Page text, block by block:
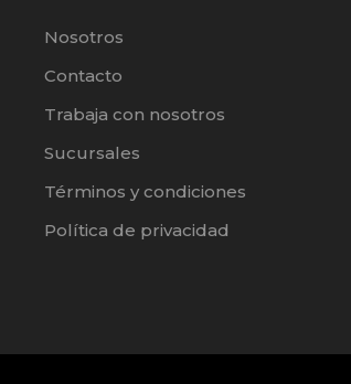
Nosotros
Contacto
Trabaja con nosotros
Sucursales
Términos y condiciones
Política de privacidad